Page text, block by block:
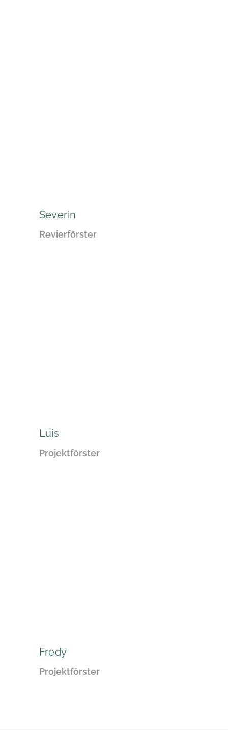
Severin
Revierförster
Luis
Projektförster
Fredy
Projektförster